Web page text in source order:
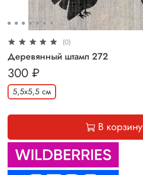
(0)
Деревянный штамп 272
300 ₽
5,5х5,5 см
В корзину